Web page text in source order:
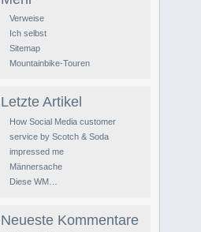
Verweise
Ich selbst
Sitemap
Mountainbike-Touren
Letzte Artikel
How Social Media customer
service by Scotch & Soda
impressed me
Männersache
Diese WM…
Neueste Kommentare